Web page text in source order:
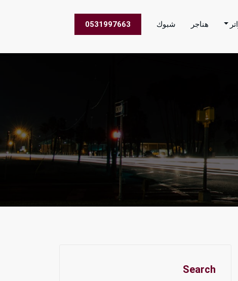
الاعمال في جميع مناطق المملكة العربية السعودية
هناجر شبوك 0531997663
Search